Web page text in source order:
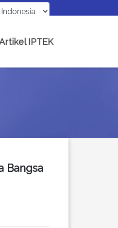
IPTEK
Bangsa